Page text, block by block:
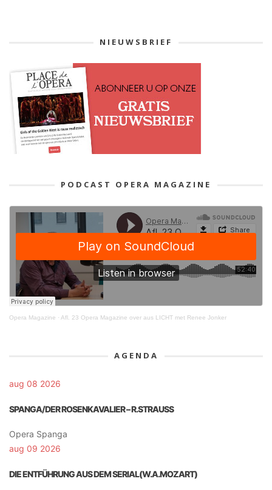
NIEUWSBRIEF
PODCAST OPERA MAGAZINE
Opera Magazine · Afl. 23 Opera Magazine over aus LICHT met Renee Jonker
AGENDA
aug 08 2026
SPANGA/DER ROSENKAVALIER – R.STRAUSS
Opera Spanga
aug 09 2026
DIE ENTFÜHRUNG AUS DEM SERIAL(W.A.MOZART)